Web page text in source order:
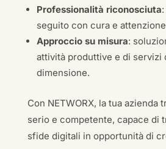
Professionalità riconosciuta
seguito con cura e
Approccio su misura:
attività produttive e di servizi
dimensione.
Con NETWORX, la tua azienda
serio e competente, capace di
sfide digitali in opportunità di